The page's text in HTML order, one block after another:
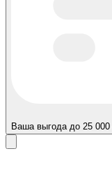
Ваша выгода до 25